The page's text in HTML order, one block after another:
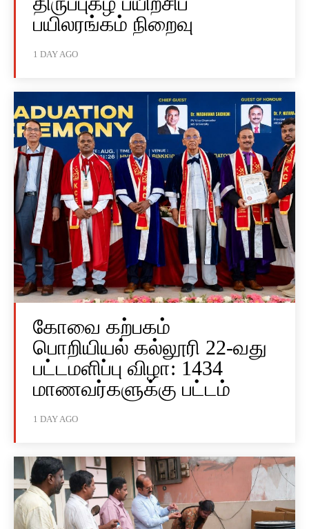
பயிலரங்கம் நிறைவு
1 DAY AGO
கோவை கற்பகம்
பொறியியல் கல்லூரி 22-வது
பட்டமளிப்பு விழா: 1434
மாணவர்களுக்கு பட்டம்
1 DAY AGO